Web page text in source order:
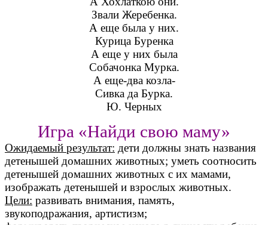
Звали Жеребенка.
А еще была у них.
Курица Буренка
А еще у них была
Собачонка Мурка.
А еще-два козла-
Сивка да Бурка.
Ю. Черных
Игра «Найди свою маму»
Ожидаемый результат: дети должны знать названия
детенышей домашних животных; уметь соотносить
детенышей домашних животных с их мамами,
изображать детенышей и взрослых животных.
Цели: развивать внимания, память,
звукоподражания, артистизм;